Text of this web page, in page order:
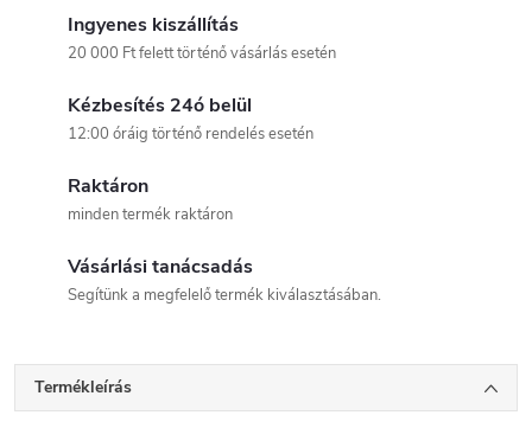
Ingyenes kiszállítás
20 000 Ft felett történő vásárlás esetén
Kézbesítés 24ó belül
12:00 óráig történő rendelés esetén
Raktáron
minden termék raktáron
Vásárlási tanácsadás
Segítünk a megfelelő termék kiválasztásában.
Termékleírás